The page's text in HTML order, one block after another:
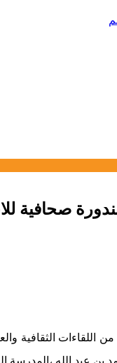
صحافية
الثقافية